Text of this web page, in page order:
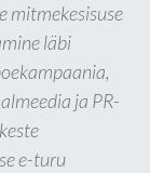
mitmekesisuse
läbi
ja PR-
e-turu